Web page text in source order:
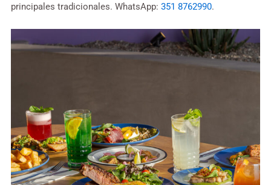
principales tradicionales. WhatsApp: 351 8762990.